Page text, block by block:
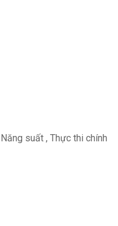
Năng suất , Thực thi chính